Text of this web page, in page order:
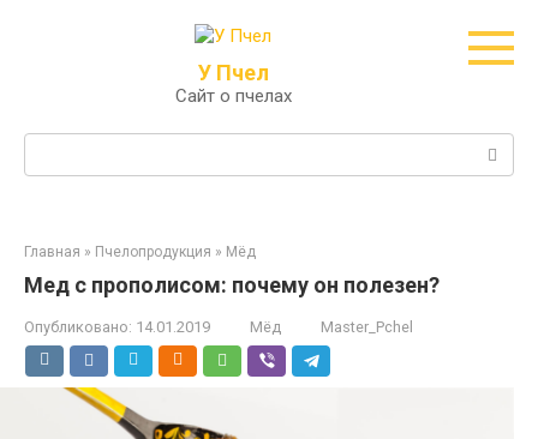
У Пчел
Сайт о пчелах
Главная » Пчелопродукция » Мёд
Мед с прополисом: почему он полезен?
Опубликовано: 14.01.2019 Мёд Master_Pchel